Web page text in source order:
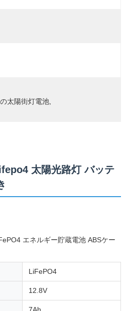
太陽街灯電池
太陽光路灯 バッテ
エネルギー貯蔵電池 ABSケー
LiFePO4
12.8V